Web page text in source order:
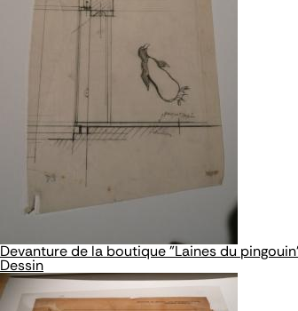
Devanture de la boutique "Laines du
Dessin